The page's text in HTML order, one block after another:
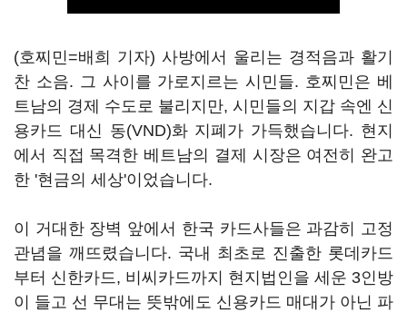
(호찌민=배희 기자) 사방에서 울리는 경적음과 활기
찬 소음. 그 사이를 가로지르는 시민들. 호찌민은 베
트남의 경제 수도로 불리지만, 시민들의 지갑 속엔 신
용카드 대신 동(VND)화 지폐가 가득했습니다. 현지
에서 직접 목격한 베트남의 결제 시장은 여전히 완고
한 '현금의 세상'이었습니다.
이 거대한 장벽 앞에서 한국 카드사들은 과감히 고정
관념을 깨뜨렸습니다. 국내 최초로 진출한 롯데카드
부터 신한카드, 비씨카드까지 현지법인을 세운 3인방
이 들고 선 무대는 뜻밖에도 신용카드 매대가 아닌 파